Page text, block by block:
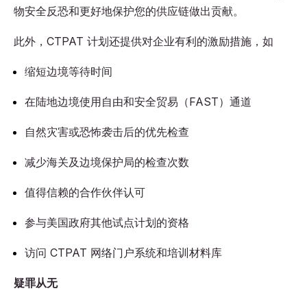
物安全反恐和更好地保护您的供应链做出贡献。
此外，CTPAT 计划还提供对企业有利的激励措施，如
缩短边境等待时间
在陆地边境使用自由和安全贸易（FAST）通道
自然灾害或恐怖袭击后的优先检查
减少海关及边境保护局的检查次数
值得信赖的合作伙伴认可
参与美国政府其他试点计划的资格
访问 CTPAT 网络门户系统和培训材料库
疑罪从无